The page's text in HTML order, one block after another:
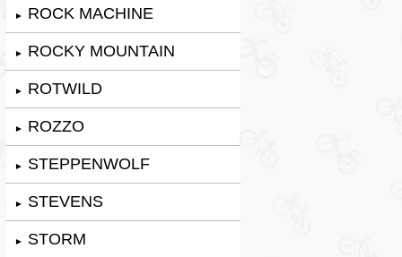
► ROCK MACHINE
► ROCKY MOUNTAIN
► ROTWILD
► ROZZO
► STEPPENWOLF
► STEVENS
► STORM